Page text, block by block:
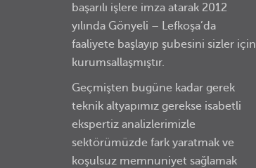
başarılı işlere imza atarak 2012
yılında Gönyeli – Lefkoşa’da
faaliyete başlayıp şubesini sizler için
kurumsallaşmıştır.
Geçmişten bugüne kadar gerek
teknik altyapımız gerekse isabetli
ekspertiz analizlerimizle
sektörümüzde fark yaratmak ve
koşulsuz memnuniyet sağlamak